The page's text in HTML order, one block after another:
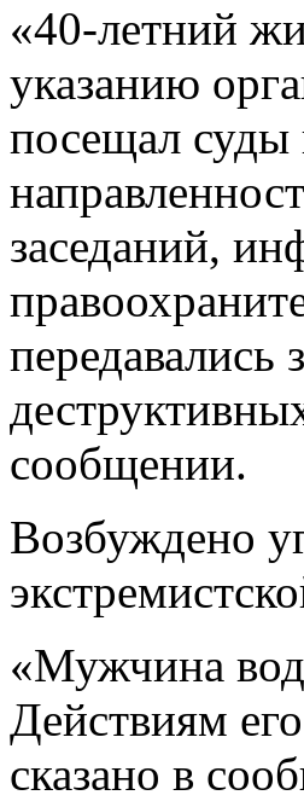
«40-летний
указанию
посещал суды
заседаний,
сообщении.
Возбуждено
«Мужчина
Действиям
сказано в